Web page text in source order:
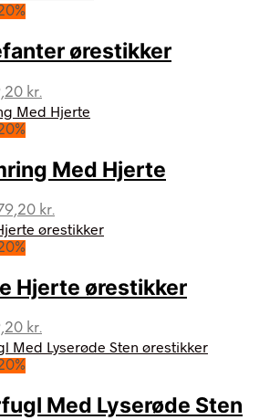
ørestikker
kr..
kr.
aktuelle
119,20 kr..
Med Hjerte
kr..
kr.
aktuelle
279,20 kr..
Hjerte ørestikker
kr..
kr.
aktuelle
119,20 kr..
Med Lyserøde Sten